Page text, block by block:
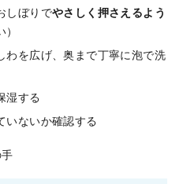
しぼりでやさしく押さえるよう
わを広げ、奥まで丁寧に泡で洗
湿する
いないか確認する